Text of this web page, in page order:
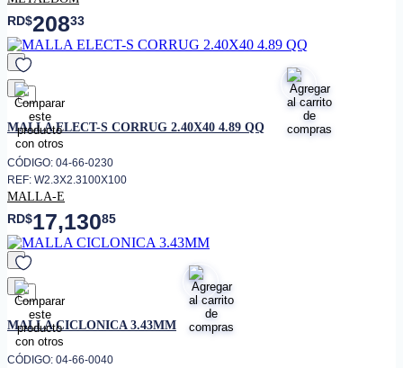
RD$20833
favorito
MALLA ELECT-S CORRUG 2.40X40 4.89 QQ
CÓDIGO: 04-66-0230
REF: W2.3X2.3100X100
MALLA-E
RD$17,13085
favorito
MALLA CICLONICA 3.43MM
CÓDIGO: 04-66-0040